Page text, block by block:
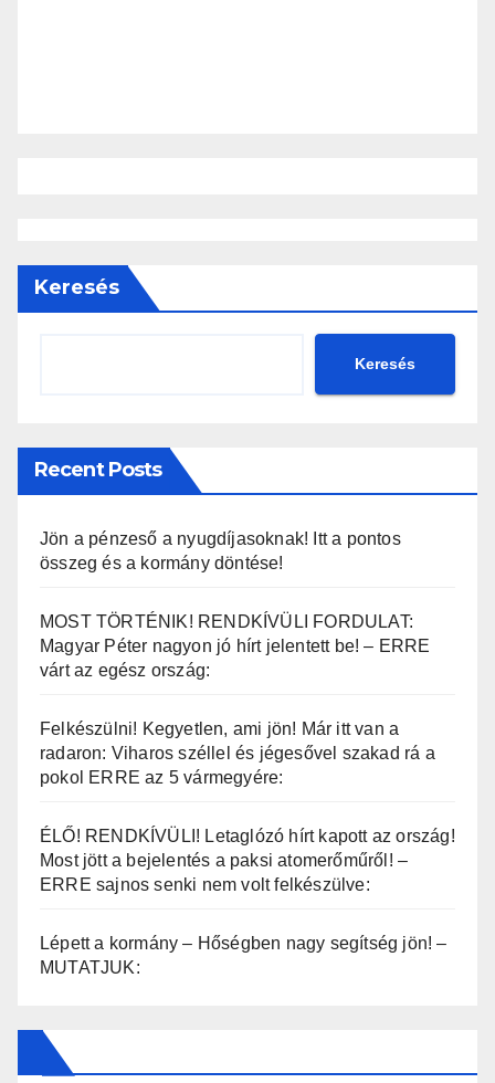
Keresés
Keresés
Recent Posts
Jön a pénzeső a nyugdíjasoknak! Itt a pontos
összeg és a kormány döntése!
MOST TÖRTÉNIK! RENDKÍVÜLI FORDULAT:
Magyar Péter nagyon jó hírt jelentett be! – ERRE
várt az egész ország:
Felkészülni! Kegyetlen, ami jön! Már itt van a
radaron: Viharos széllel és jégesővel szakad rá a
pokol ERRE az 5 vármegyére:
ÉLŐ! RENDKÍVÜLI! Letaglózó hírt kapott az ország!
Most jött a bejelentés a paksi atomerőműről! –
ERRE sajnos senki nem volt felkészülve:
Lépett a kormány – Hőségben nagy segítség jön! –
MUTATJUK: